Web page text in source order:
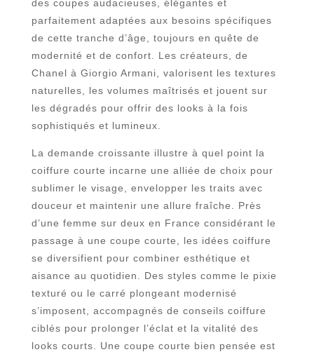
des coupes audacieuses, élégantes et
parfaitement adaptées aux besoins spécifiques
de cette tranche d’âge, toujours en quête de
modernité et de confort. Les créateurs, de
Chanel à Giorgio Armani, valorisent les textures
naturelles, les volumes maîtrisés et jouent sur
les dégradés pour offrir des looks à la fois
sophistiqués et lumineux.
La demande croissante illustre à quel point la
coiffure courte incarne une alliée de choix pour
sublimer le visage, envelopper les traits avec
douceur et maintenir une allure fraîche. Près
d’une femme sur deux en France considérant le
passage à une coupe courte, les idées coiffure
se diversifient pour combiner esthétique et
aisance au quotidien. Des styles comme le pixie
texturé ou le carré plongeant modernisé
s’imposent, accompagnés de conseils coiffure
ciblés pour prolonger l’éclat et la vitalité des
looks courts. Une coupe courte bien pensée est